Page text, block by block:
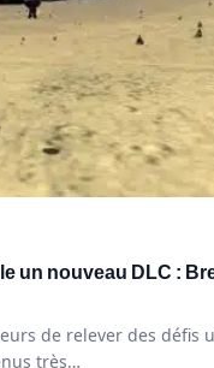
un nouveau DLC :
de relever des défis
très…